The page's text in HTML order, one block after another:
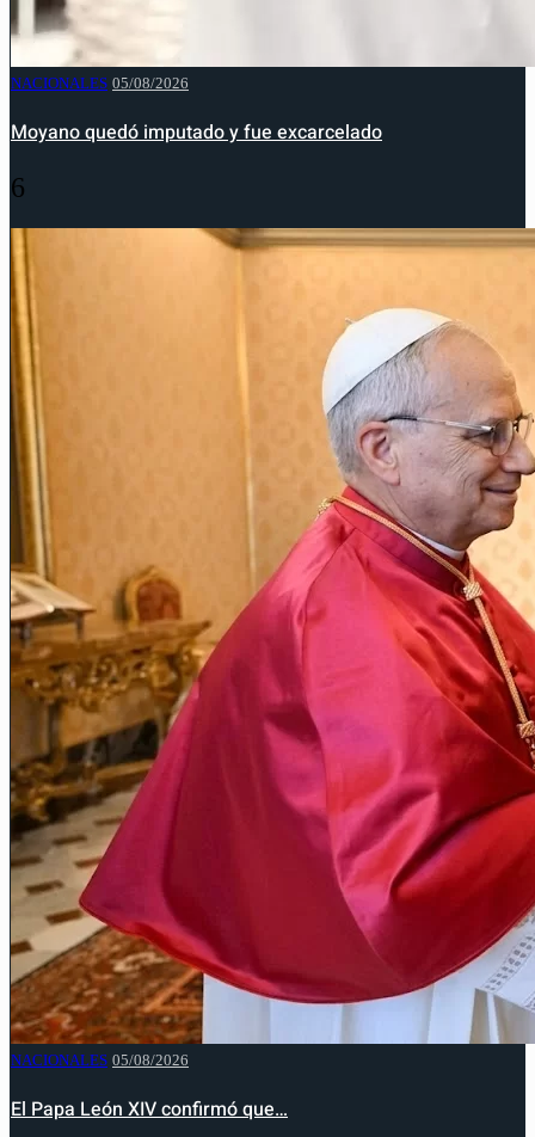
NACIONALES 05/08/2026
Moyano quedó imputado y fue excarcelado
6
NACIONALES 05/08/2026
El Papa León XIV confirmó que…